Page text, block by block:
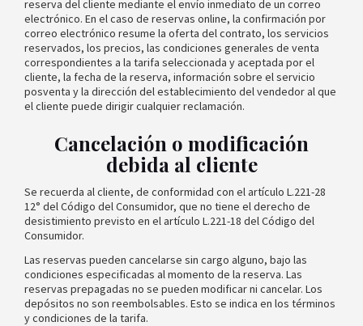
reserva del cliente mediante el envío inmediato de un correo
electrónico. En el caso de reservas online, la confirmación por
correo electrónico resume la oferta del contrato, los servicios
reservados, los precios, las condiciones generales de venta
correspondientes a la tarifa seleccionada y aceptada por el
cliente, la fecha de la reserva, información sobre el servicio
posventa y la dirección del establecimiento del vendedor al que
el cliente puede dirigir cualquier reclamación.
Cancelación o modificación
debida al cliente
Se recuerda al cliente, de conformidad con el artículo L.221-28
12° del Código del Consumidor, que no tiene el derecho de
desistimiento previsto en el artículo L.221-18 del Código del
Consumidor.
Las reservas pueden cancelarse sin cargo alguno, bajo las
condiciones especificadas al momento de la reserva. Las
reservas prepagadas no se pueden modificar ni cancelar. Los
depósitos no son reembolsables. Esto se indica en los términos
y condiciones de la tarifa.